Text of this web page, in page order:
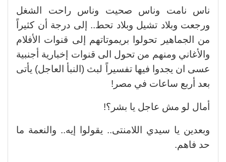
ناس نامت وناس صحيت وناس راحت الشغل
ورجعت وبلاد تشيل وبلاد تحط.. إلى درجة أن كثيراً
من الجماهير تحولوا بريموتاتهم إلى قنوات الأفلام
والأغاني ومنهم من تحول الى قنوات إخبارية أجنبية
عسى ان يجدوا فيها تفسيراً لبث (النبأ العاجل) يأتى
بعد أربع ساعات في مصر!
أمال لو مش عاجل يا بشر؟!
وبعدين يا سيدي اللامنتى.. يقولوا إيه.. والنعمة ما
حد فاهم.